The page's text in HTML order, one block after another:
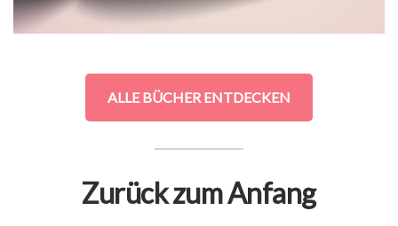
ALLE BÜCHER ENTDECKEN
Zurück zum Anfang